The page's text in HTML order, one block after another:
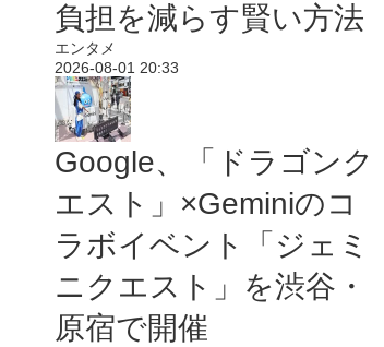
負担を減らす賢い方法
エンタメ
2026-08-01 20:33
Google、「ドラゴンク
エスト」×Geminiのコ
ラボイベント「ジェミ
ニクエスト」を渋谷・
原宿で開催